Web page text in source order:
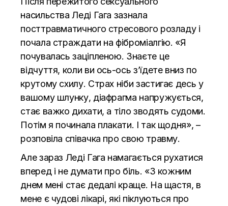
насильства Леді Гага зазнала
посттравматичного стресового розладу і
почала страждати на фіброміалгію. «Я
почувалась заціпленою. Знаєте це
відчуття, коли ви ось-ось з’їдете вниз по
крутому схилу. Страх ніби застигає десь у
вашому шлунку, діафрагма напружується,
стає важко дихати, а тіло зводять судоми.
Потім я починала плакати. І так щодня», –
розповіла співачка про свою травму.
Але зараз Леді Гага намагається рухатися
вперед і не думати про біль. «З кожним
днем ​​мені стає дедалі краще. На щастя, в
мене є чудові лікарі, які піклуються про